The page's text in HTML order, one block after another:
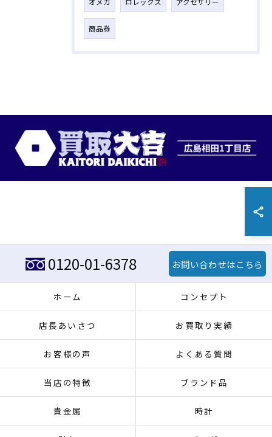
商品券
0120-01-6378 お問い合わせはこちら
ホーム コンセプト
店長あいさつ お買取り実績
お客様の声 よくある質問
当店の特徴 ブランド品
貴金属 時計